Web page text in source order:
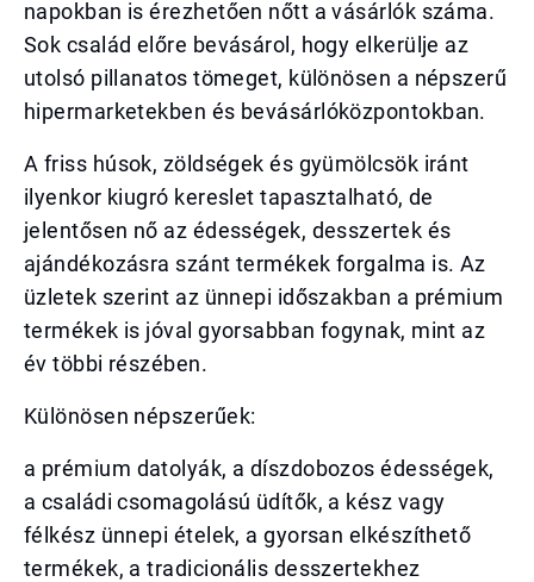
napokban is érezhetően nőtt a vásárlók száma.
Sok család előre bevásárol, hogy elkerülje az
utolsó pillanatos tömeget, különösen a népszerű
hipermarketekben és bevásárlóközpontokban.
A friss húsok, zöldségek és gyümölcsök iránt
ilyenkor kiugró kereslet tapasztalható, de
jelentősen nő az édességek, desszertek és
ajándékozásra szánt termékek forgalma is. Az
üzletek szerint az ünnepi időszakban a prémium
termékek is jóval gyorsabban fogynak, mint az
év többi részében.
Különösen népszerűek:
a prémium datolyák, a díszdobozos édességek,
a családi csomagolású üdítők, a kész vagy
félkész ünnepi ételek, a gyorsan elkészíthető
termékek, a tradicionális desszertekhez